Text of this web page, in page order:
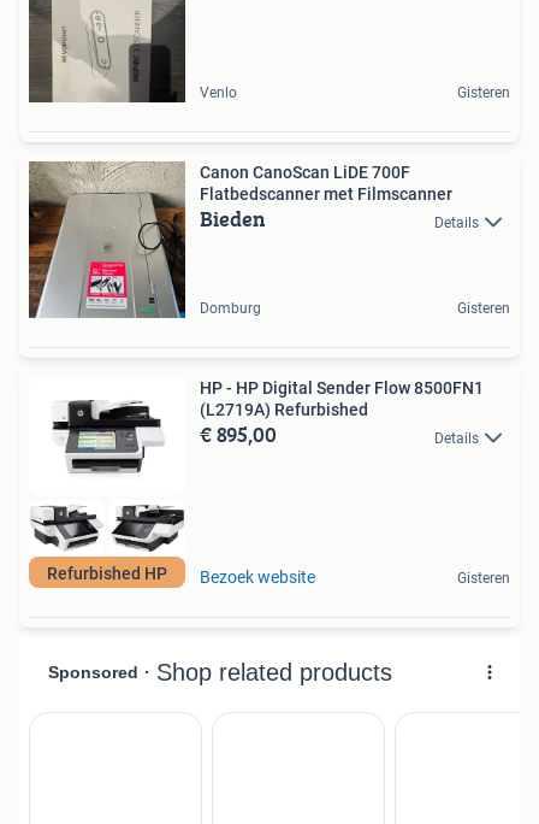
Venlo Gisteren
Canon CanoScan LiDE 700F
Flatbedscanner met Filmscanner
Bieden Details
Domburg Gisteren
Refurbished HP
HP - HP Digital Sender Flow 8500FN1
(L2719A) Refurbished
€ 895,00 Details
Bezoek website Gisteren